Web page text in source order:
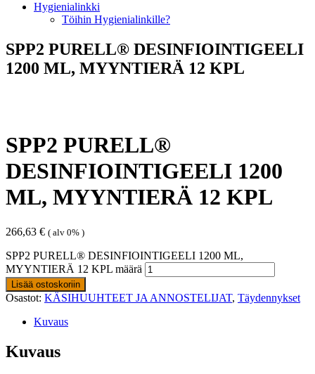
Hygienialinkki
Töihin Hygienialinkille?
SPP2 PURELL® DESINFIOINTIGEELI
1200 ML, MYYNTIERÄ 12 KPL
SPP2 PURELL®
DESINFIOINTIGEELI 1200
ML, MYYNTIERÄ 12 KPL
266,63 € ( alv 0% )
SPP2 PURELL® DESINFIOINTIGEELI 1200 ML,
MYYNTIERÄ 12 KPL määrä
Lisää ostoskoriin
Osastot: KÄSIHUUHTEET JA ANNOSTELIJAT, Täydennykset
Kuvaus
Kuvaus